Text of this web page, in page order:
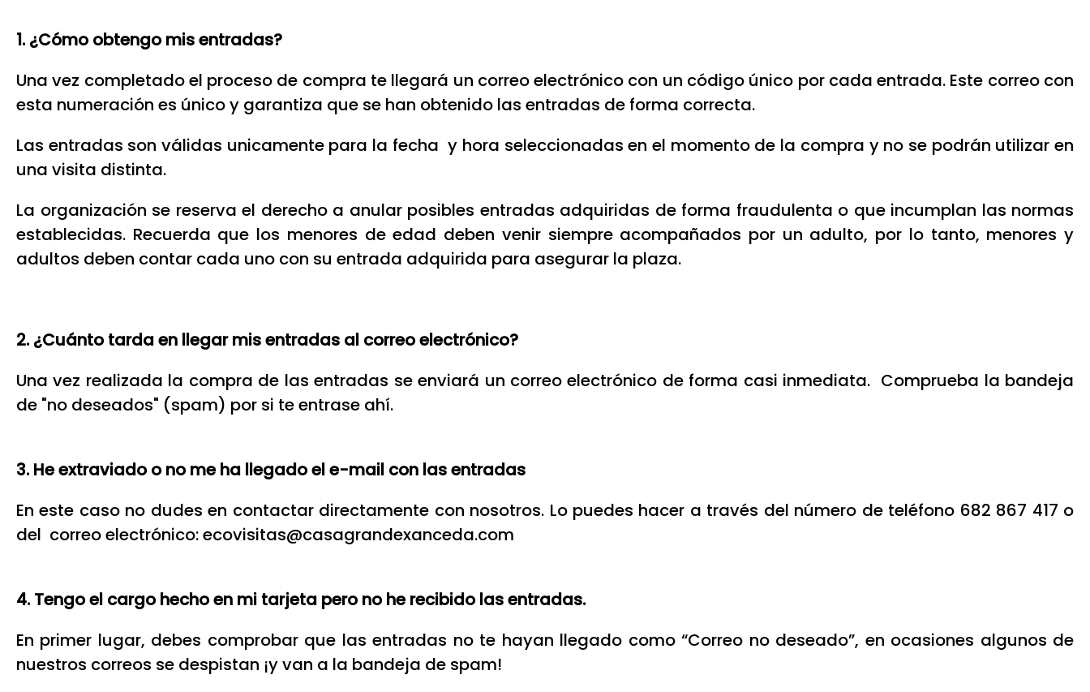
1. ¿Cómo obtengo mis entradas?
Una vez completado el proceso de compra te llegará un correo electrónico con un código único por cada entrada. Este correo con
esta numeración es único y garantiza que se han obtenido las entradas de forma correcta.
Las entradas son válidas unicamente para la fecha y hora seleccionadas en el momento de la compra y no se podrán utilizar en
una visita distinta.
La organización se reserva el derecho a anular posibles entradas adquiridas de forma fraudulenta o que incumplan las normas
establecidas. Recuerda que los menores de edad deben venir siempre acompañados por un adulto, por lo tanto, menores y
adultos deben contar cada uno con su entrada adquirida para asegurar la plaza.
2. ¿Cuánto tarda en llegar mis entradas al correo electrónico?
Una vez realizada la compra de las entradas se enviará un correo electrónico de forma casi inmediata. Comprueba la bandeja
de "no deseados" (spam) por si te entrase ahí.
3. He extraviado o no me ha llegado el e-mail con las entradas
En este caso no dudes en contactar directamente con nosotros. Lo puedes hacer a través del número de teléfono 682 867 417 o
del correo electrónico: ecovisitas@casagrandexanceda.com
4. Tengo el cargo hecho en mi tarjeta pero no he recibido las entradas.
En primer lugar, debes comprobar que las entradas no te hayan llegado como “Correo no deseado”, en ocasiones algunos de
nuestros correos se despistan ¡y van a la bandeja de spam!